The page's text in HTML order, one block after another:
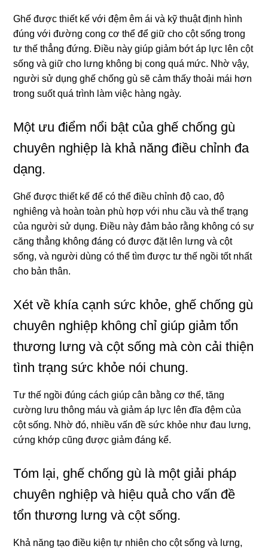
Ghế được thiết kế với đệm êm ái và kỹ thuật định hình
đúng với đường cong cơ thể để giữ cho cột sống trong
tư thế thẳng đứng. Điều này giúp giảm bớt áp lực lên cột
sống và giữ cho lưng không bị cong quá mức. Nhờ vậy,
người sử dụng ghế chống gù sẽ cảm thấy thoải mái hơn
trong suốt quá trình làm việc hàng ngày.
Một ưu điểm nổi bật của ghế chống gù
chuyên nghiệp là khả năng điều chỉnh đa
dạng.
Ghế được thiết kế để có thể điều chỉnh độ cao, độ
nghiêng và hoàn toàn phù hợp với nhu cầu và thể trạng
của người sử dụng. Điều này đảm bảo rằng không có sự
căng thẳng không đáng có được đặt lên lưng và cột
sống, và người dùng có thể tìm được tư thế ngồi tốt nhất
cho bản thân.
Xét về khía cạnh sức khỏe, ghế chống gù
chuyên nghiệp không chỉ giúp giảm tổn
thương lưng và cột sống mà còn cải thiện
tình trạng sức khỏe nói chung.
Tư thế ngồi đúng cách giúp cân bằng cơ thể, tăng
cường lưu thông máu và giảm áp lực lên đĩa đệm của
cột sống. Nhờ đó, nhiều vấn đề sức khỏe như đau lưng,
cứng khớp cũng được giảm đáng kể.
Tóm lại, ghế chống gù là một giải pháp
chuyên nghiệp và hiệu quả cho vấn đề
tổn thương lưng và cột sống.
Khả năng tạo điều kiện tự nhiên cho cột sống và lưng,